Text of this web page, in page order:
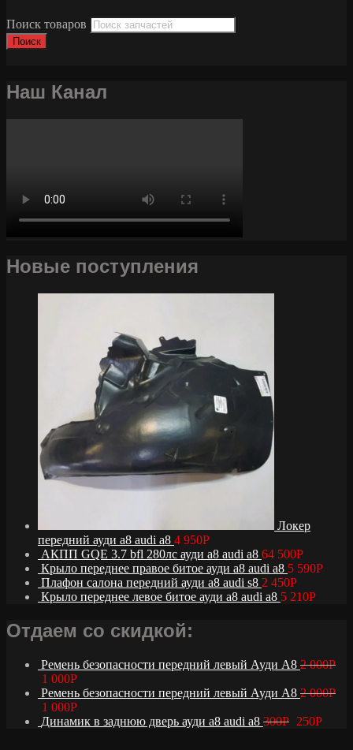
Поиск товаров
Поиск
Наш Канал
Новые поступления
Локер
передний ауди а8 audi a8 4 950Р
АКПП GQE 3.7 bfl 280лс ауди а8 audi a8 64 500Р
Крыло переднее правое битое ауди а8 audi a8 5 590Р
Плафон салона передний ауди а8 audi s8 2 450Р
Крыло переднее левое битое ауди а8 audi a8 5 210Р
Отдаем со скидкой:
Ремень безопасности передний левый Ауди А8 2 000Р
1 000Р
Ремень безопасности передний левый Ауди А8 2 000Р
1 000Р
Динамик в заднюю дверь ауди а8 audi a8 300Р 250Р